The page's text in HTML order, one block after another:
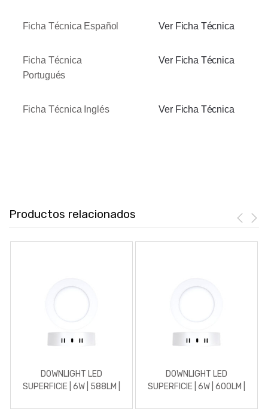
Ficha Técnica Español Ver Ficha Técnica
Ficha Técnica
Portugués
Ver Ficha Técnica
Ficha Técnica Inglés Ver Ficha Técnica
Productos relacionados
DOWNLIGHT LED
SUPERFICIE | 6W | 588LM |
BLANCO
DOWNLIGHT LED
SUPERFICIE | 6W | 600LM |